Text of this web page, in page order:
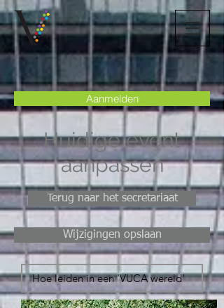
Aanmelden
Huidige event
aanpassen
Terug naar het secretariaat
Wijzigingen opslaan